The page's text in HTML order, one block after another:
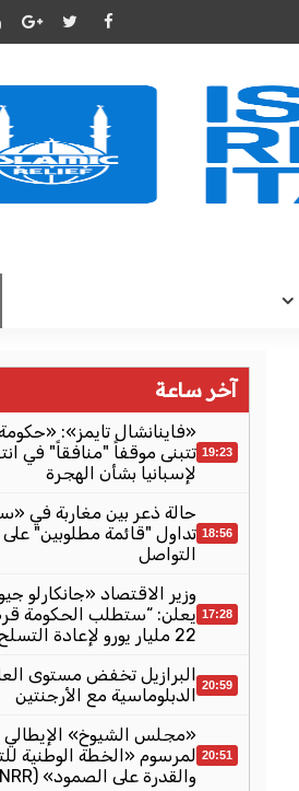
آخر ساعة
19:23
«فاينانشال تايمز»:
تتبنى موقفاً "منافقاً" في
لإسبانيا بشأن الهجرة
18:56
حالة ذعر بين مغاربة في
تداول "قائمة مطلوبين"
التواصل
17:28
وزير الاقتصاد «جانكارلو
يعلن: “ستطلب الحكومة
22 مليار يورو لإعادة التسلح”
20:59 البرازيل تخفض مستوى
الدبلوماسية مع الأرجنتين
20:51
«مجلس الشيوخ» الإيطالي
لمرسوم «الخطة الوطنية
والقدرة على الصمود» (PNRR)